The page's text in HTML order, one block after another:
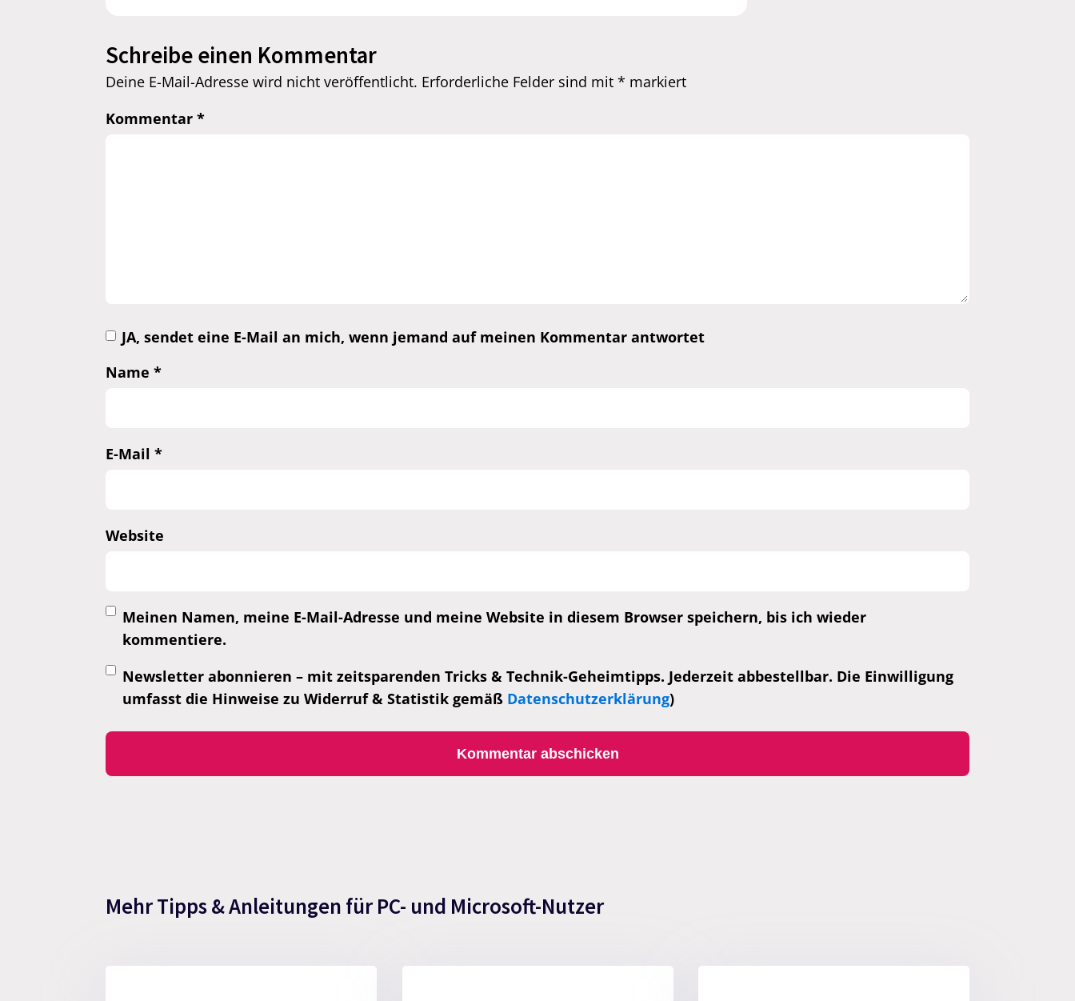
Schreibe einen Kommentar
Deine E-Mail-Adresse wird nicht veröffentlicht. Erforderliche Felder sind mit * markiert
Kommentar *
JA, sendet eine E-Mail an mich, wenn jemand auf meinen Kommentar antwortet
Name *
E-Mail *
Website
Meinen Namen, meine E-Mail-Adresse und meine Website in diesem Browser speichern, bis ich wieder
kommentiere.
Newsletter abonnieren – mit zeitsparenden Tricks & Technik-Geheimtipps. Jederzeit abbestellbar. Die Einwilligung
umfasst die Hinweise zu Widerruf & Statistik gemäß Datenschutzerklärung)
Mehr Tipps & Anleitungen für PC- und Microsoft-Nutzer